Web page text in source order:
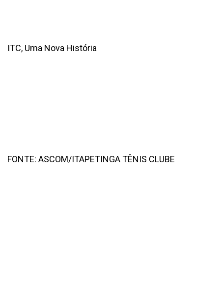
ITC, Uma Nova História
FONTE: ASCOM/ITAPETINGA TÊNIS CLUBE